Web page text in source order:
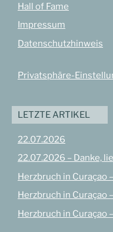
Hall of Fame
Impressum
Datenschutzhinweis
Privatsphäre-
LETZTE ARTIKEL
22.07.2026
22.07.2026 – Danke,
Herzbruch in Curaçao
Herzbruch in Curaçao
Herzbruch in Curaçao